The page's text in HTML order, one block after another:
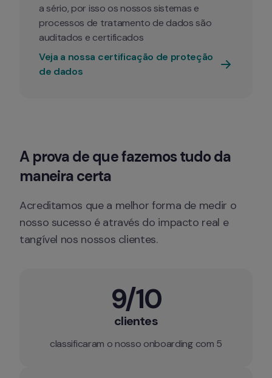
a sério, por isso os nossos sistemas e
processos de tratamento de dados são
auditados e certificados
Veja a nossa certificação de proteção
de dados
A prova de que fazemos tudo da
maneira certa
Acreditamos que a melhor forma de medir o
nosso sucesso é através do impacto real e
tangível nos nossos clientes.
9/10
clientes
classificaram o nosso onboarding com 5